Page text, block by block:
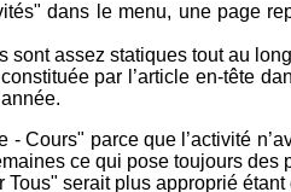
dans le menu, une page
assez statiques tout au
par l’article en-tête
- Cours" parce que l’activité
ce qui pose toujours
serait plus approprié